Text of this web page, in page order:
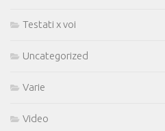
Testati x voi
Uncategorized
Varie
Video